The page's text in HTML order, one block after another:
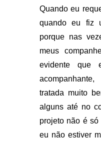
Quando eu
quando eu fiz
porque nas
meus
evidente que
tratada muito
alguns até no
projeto não é
eu não estiver